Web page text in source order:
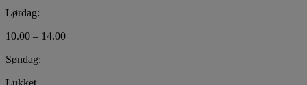
Lørdag:
10.00 – 14.00
Søndag: